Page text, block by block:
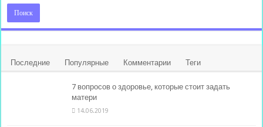
Последние Популярные Комментарии Теги
7 вопросов о здоровье, которые стоит задать
матери
14.06.2019